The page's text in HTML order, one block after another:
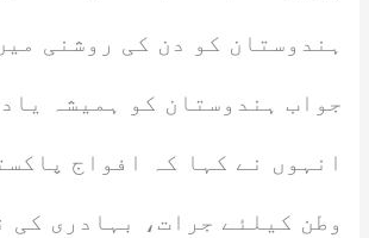
ہندوستان کو دن کی روشنی
جواب ہندوستان کو ہمیشہ
انہوں نے کہا کہ افواج
وطن کیلئے جرات، بہادری کی